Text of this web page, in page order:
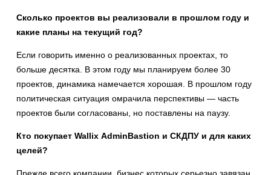
Сколько проектов вы реализовали в прошлом году и
какие планы на текущий год?
Если говорить именно о реализованных проектах, то
больше десятка. В этом году мы планируем более 30
проектов, динамика намечается хорошая. В прошлом году
политическая ситуация омрачила перспективы — часть
проектов были согласованы, но поставлены на паузу.
Кто покупает Wallix AdminBastion и СКДПУ и для каких
целей?